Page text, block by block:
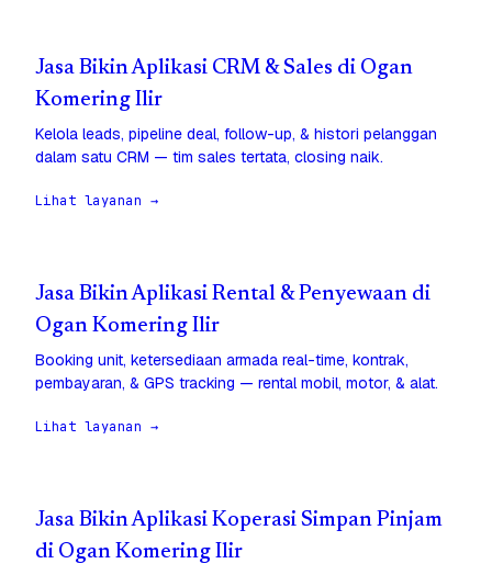
Jasa Bikin Aplikasi CRM & Sales di Ogan
Komering Ilir
Kelola leads, pipeline deal, follow-up, & histori pelanggan
dalam satu CRM — tim sales tertata, closing naik.
Lihat layanan →
Jasa Bikin Aplikasi Rental & Penyewaan di
Ogan Komering Ilir
Booking unit, ketersediaan armada real-time, kontrak,
pembayaran, & GPS tracking — rental mobil, motor, & alat.
Lihat layanan →
Jasa Bikin Aplikasi Koperasi Simpan Pinjam
di Ogan Komering Ilir